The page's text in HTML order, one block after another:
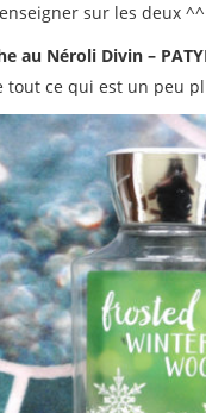
sur les deux ^^
au Néroli Divin –
tout ce qui est un peu